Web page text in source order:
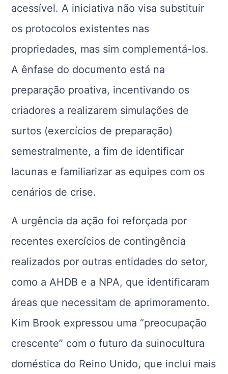
acessível. A iniciativa não visa substituir
os protocolos existentes nas
propriedades, mas sim complementá-los.
A ênfase do documento está na
preparação proativa, incentivando os
criadores a realizarem simulações de
surtos (exercícios de preparação)
semestralmente, a fim de identificar
lacunas e familiarizar as equipes com os
cenários de crise.
A urgência da ação foi reforçada por
recentes exercícios de contingência
realizados por outras entidades do setor,
como a AHDB e a NPA, que identificaram
áreas que necessitam de aprimoramento.
Kim Brook expressou uma “preocupação
crescente” com o futuro da suinocultura
doméstica do Reino Unido, que inclui mais